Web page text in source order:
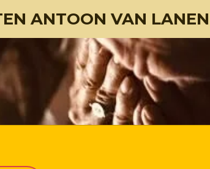
ANTOON VAN LANEN